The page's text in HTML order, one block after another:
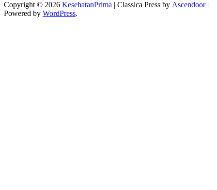
Copyright © 2026 KesehatanPrima | Classica Press by Ascendoor|
Powered by WordPress.